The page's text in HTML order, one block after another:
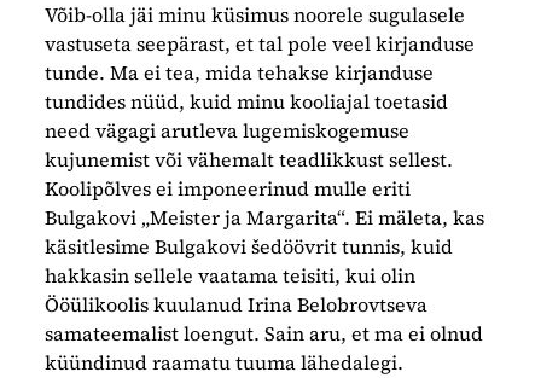
Võib-olla jäi minu küsimus noorele sugulasele
vastuseta seepärast, et tal pole veel kirjanduse
tunde. Ma ei tea, mida tehakse kirjanduse
tundides nüüd, kuid minu kooliajal toetasid
need vägagi arutleva lugemiskogemuse
kujunemist või vähemalt teadlikkust sellest.
Koolipõlves ei imponeerinud mulle eriti
Bulgakovi „Meister ja Margarita“. Ei mäleta, kas
käsitlesime Bulgakovi šedöövrit tunnis, kuid
hakkasin sellele vaatama teisiti, kui olin
Ööülikoolis kuulanud Irina Belobrovtseva
samateemalist loengut. Sain aru, et ma ei olnud
küündinud raamatu tuuma lähedalegi.